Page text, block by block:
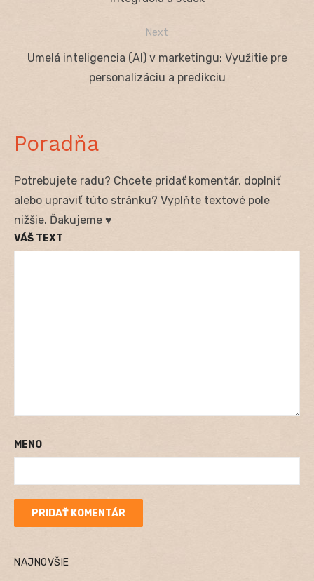
Next
Next
Umelá inteligencia (AI) v marketingu: Využitie pre
personalizáciu a predikciu
Poradňa
Potrebujete radu? Chcete pridať komentár, doplniť
alebo upraviť túto stránku? Vyplňte textové pole
nižšie. Ďakujeme ♥
VÁŠ TEXT
MENO
NAJNOVŠIE